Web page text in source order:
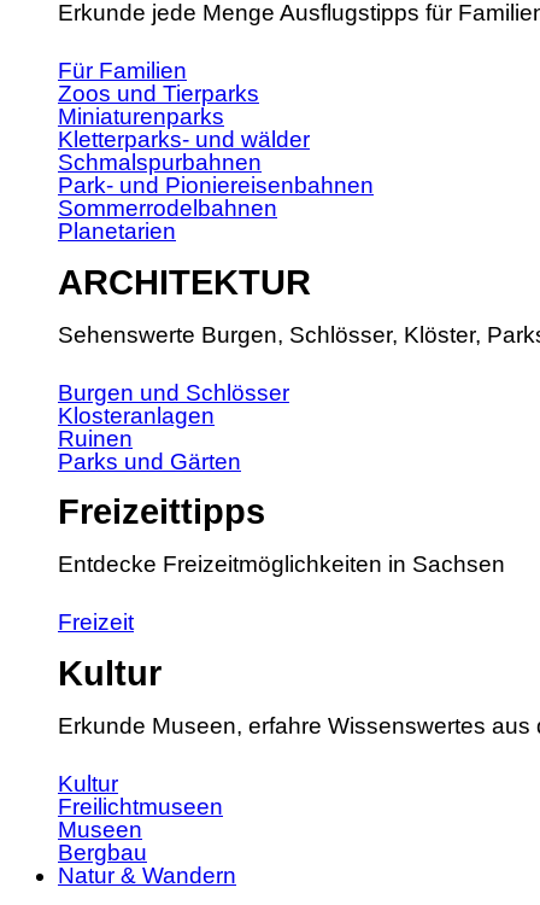
Erkunde jede Menge Ausflugstipps für
Für Familien
Zoos und Tierparks
Miniaturenparks
Kletterparks- und wälder
Schmalspurbahnen
Park- und Pioniereisenbahnen
Sommerrodelbahnen
Planetarien
ARCHITEKTUR
Sehenswerte Burgen, Schlösser, Klöster,
Burgen und Schlösser
Klosteranlagen
Ruinen
Parks und Gärten
Freizeittipps
Entdecke Freizeitmöglichkeiten in Sachsen
Freizeit
Kultur
Erkunde Museen, erfahre Wissenswertes
Kultur
Freilichtmuseen
Museen
Bergbau
Natur & Wandern